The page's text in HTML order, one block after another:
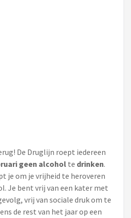
De Druglijn roept iedereen
geen alcoholte drinken.
je om je vrijheid te heroveren
Je bent vrij van een kater met
vrij van sociale druk om te
de rest van het jaar op een